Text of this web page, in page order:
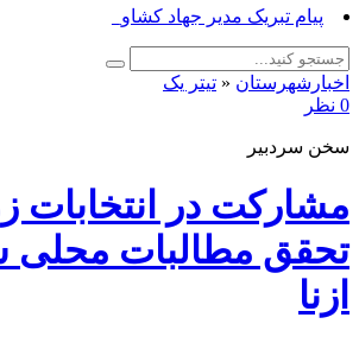
پیام تبریک مدیر جهاد کشاورزی ازن_
اخبارشهرستان « تیتر یک
0 نظر
سخن سردبیر
مشارکت در انتخابات
تحقق مطالبات محلی
ازنا